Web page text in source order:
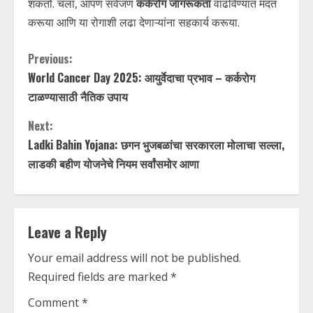
शकतो. चला, आपण सर्वजणकर्करोग जागरूकतावाढविण्यात मदत
करूया आणि या रोगाशी लढा देणाऱ्यांना सहकार्य करूया.
C
o
n
t
u
e
R
Previous:
World Cancer Day 2025: आयुर्वेदाचा प्रभाव – कर्करोग
टाळण्यासाठी नैतिक उपाय
Next:
Ladki Bahin Yojana: छगन भुजबळांचा सरकारला मोलाचा सल्ला,
लाडकी बहीण योजनेचे नियम सर्वांसमोर आणा
Leave a Reply
Your email address will not be published.
Required fields are marked *
Comment*